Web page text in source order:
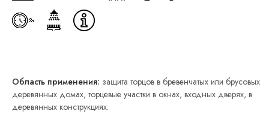
Область применения: защита торцов в бревенчатых или брусовых
деревянных домах, торцевые участки в окнах, входных дверях, в
деревянных конструкциях.